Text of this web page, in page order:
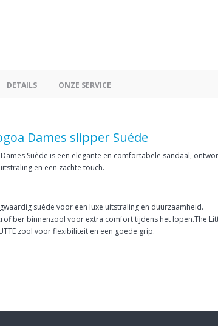
DETAILS ONZE SERVICE
Dames slipper Suéde
Suède is een elegante en comfortabele sandaal,
en een zachte touch.
suède voor een luxe uitstraling en duurzaamheid.​
binnenzool voor extra comfort tijdens het lopen.​The
zool voor flexibiliteit en een goede grip.​